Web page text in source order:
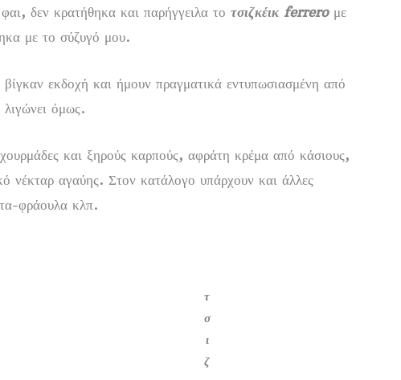
δεν κρατήθηκα και παρήγγειλα τοτσιζκέικ ferreroμε
με το σύζυγό μου.
εκδοχή και ήμουν πραγματικά εντυπωσιασμένη από
όμως.
και ξηρούς καρπούς, αφράτη κρέμα από κάσιους,
νέκταρ αγαύης. Στον κατάλογο υπάρχουν και άλλες
φράουλα κλπ.
τ
σ
ι
ζ